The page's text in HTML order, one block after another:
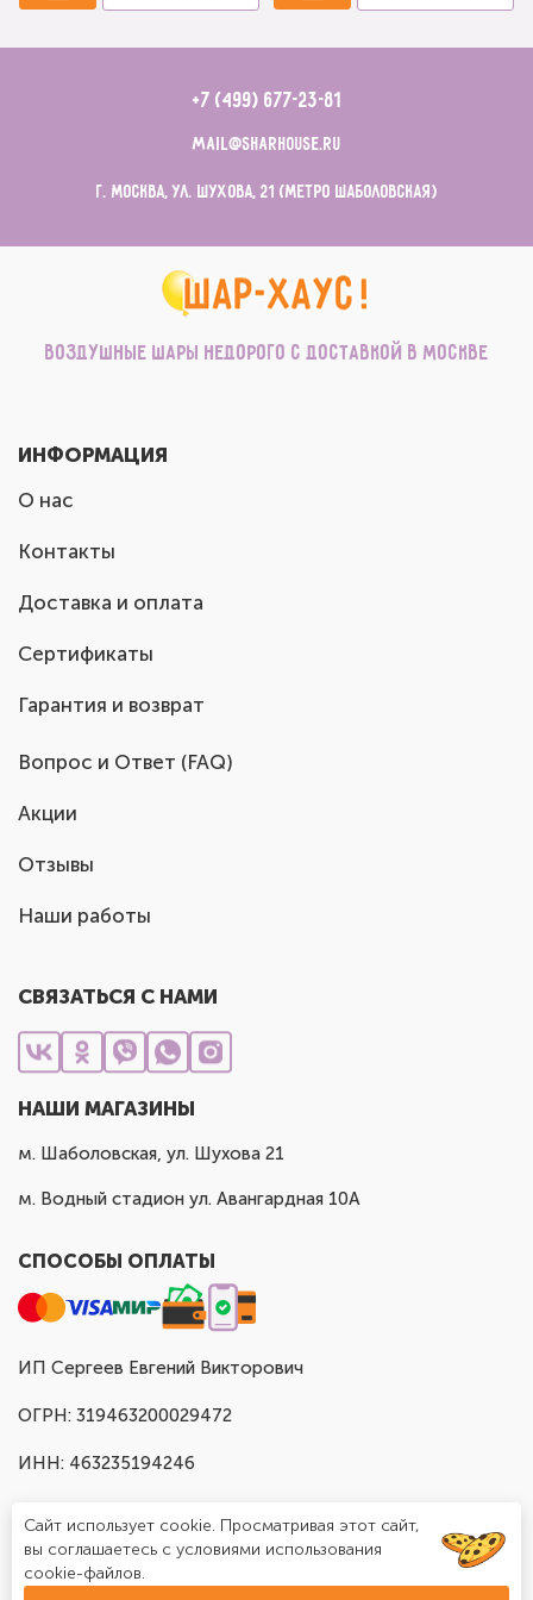
+7 (499) 677-23-81
mail@sharhouse.ru
г. Москва, ул. Шухова, 21 (метро Шаболовская)
Воздушные шары недорого с доставкой в Москве
ИНФОРМАЦИЯ
О нас
Контакты
Доставка и оплата
Сертификаты
Гарантия и возврат
Вопрос и Ответ (FAQ)
Акции
Отзывы
Наши работы
СВЯЗАТЬСЯ С НАМИ
НАШИ МАГАЗИНЫ
м. Шаболовская, ул. Шухова 21
м. Водный стадион ул. Авангардная 10А
СПОСОБЫ ОПЛАТЫ
ИП Сергеев Евгений Викторович
ОГРН: 319463200029472
ИНН: 463235194246
Сайт использует cookie. Просматривая этот сайт,
вы соглашаетесь с условиями использования
cookie-файлов.